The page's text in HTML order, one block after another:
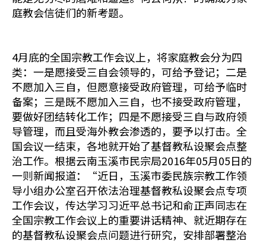
庭教会信徒们的新考题。
4月底的全国宗教工作会议上，将家庭教会分为四
类：一是愿接受三自会领导的，可给予登记；二是
不愿加入三自，但愿意接受政府管理，可给予临时
备案；三是既不愿加入三自，也不接受政府管理，
要做好团结转化工作；四是不愿接受三自与政府领
导管理，而且受海外教会渗透的，要予以打击。全
国会议一结束，各地就开始了基督教私设聚会点整
治工作。根据云南玉溪市民宗局2016年05月05日的
一则新闻报道：“近日，玉溪市委民族宗教工作领
导小组办公室召开依法治理基督教私设聚会点专项
工作会议，传达学习习近平总书记和俞正声同志在
全国宗教工作会议上的重要讲话精神、就近期存在
的基督教私设聚会点问题进行研究，安排部署整治